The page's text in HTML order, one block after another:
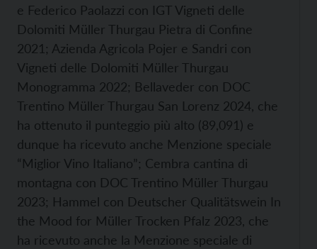
e Federico Paolazzi con IGT Vigneti delle
Dolomiti Müller Thurgau Pietra di Confine
2021; Azienda Agricola Pojer e Sandri con
Vigneti delle Dolomiti Müller Thurgau
Monogramma 2022; Bellaveder con DOC
Trentino Müller Thurgau San Lorenz 2024, che
ha ottenuto il punteggio più alto (89,091) e
dunque ha ricevuto anche Menzione speciale
“Miglior Vino Italiano”; Cembra cantina di
montagna con DOC Trentino Müller Thurgau
2023; Hammel con Deutscher Qualitätswein In
the Mood for Müller Trocken Pfalz 2023, che
ha ricevuto anche la Menzione speciale di